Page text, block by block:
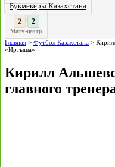
Букмекеры Казахстана
3 : 2
Матч-центр
Главная > Футбол Казахстана >
«Иртыша»
Кирилл
главного